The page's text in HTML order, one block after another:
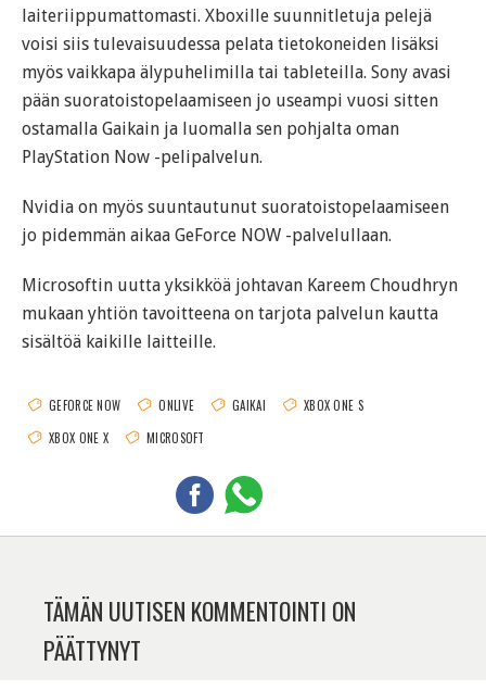
laiteriippumattomasti. Xboxille suunnitletuja pelejä
voisi siis tulevaisuudessa pelata tietokoneiden lisäksi
myös vaikkapa älypuhelimilla tai tableteilla. Sony avasi
pään suoratoistopelaamiseen jo useampi vuosi sitten
ostamalla Gaikain ja luomalla sen pohjalta oman
PlayStation Now -pelipalvelun.
Nvidia on myös suuntautunut suoratoistopelaamiseen
jo pidemmän aikaa GeForce NOW -palvelullaan.
Microsoftin uutta yksikköä johtavan Kareem Choudhryn
mukaan yhtiön tavoitteena on tarjota palvelun kautta
sisältöä kaikille laitteille.
GEFORCE NOW ONLIVE GAIKAI
XBOX ONE S
XBOX ONE X
MICROSOFT
TÄMÄN UUTISEN KOMMENTOINTI ON
PÄÄTTYNYT